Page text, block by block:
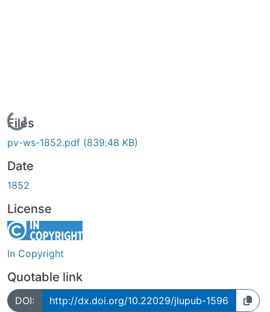
Loading...
Files
pv-ws-1852.pdf (839.48 KB)
Date
1852
License
In Copyright
Quotable link
DOI: http://dx.doi.org/10.22029/jlupub-1596